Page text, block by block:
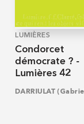
LUMIÈRES
Condorcet
démocrate ? -
Lumières 42
DARRIULAT